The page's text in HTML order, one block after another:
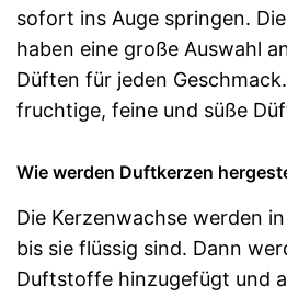
sofort ins Auge springen.
haben eine große Auswahl
Düften für jeden
fruchtige, feine und süße
Wie werden Duftkerzen
Die Kerzenwachse werden
bis sie flüssig sind. Dann
Duftstoffe hinzugefügt und